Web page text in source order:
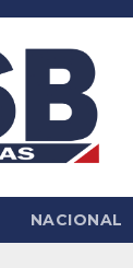
NACIONAL